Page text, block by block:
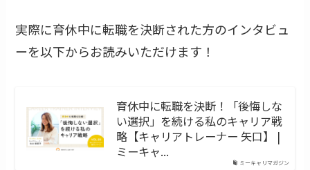
実際に育休中に転職を決断された方のインタビュ
ーを以下からお読みいただけます！
ミーキャリマガジン
育休中に転職を決断！「後悔しな
い選択」を続ける私のキャリア戦
略【キャリアトレーナー 矢口】 |
ミーキャ...